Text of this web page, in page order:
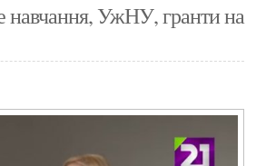
УжНУ, гранти на